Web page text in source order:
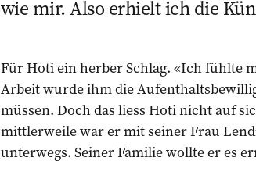
wie mir. Also erhielt ich die
Für Hoti ein herber Schlag. «Ich fühlte
Arbeit wurde ihm die
müssen. Doch das liess Hoti nicht auf
mittlerweile war er mit seiner Frau
unterwegs. Seiner Familie wollte er es